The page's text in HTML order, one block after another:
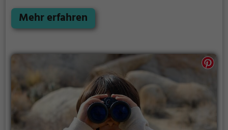
Familienausflüge, Wanderungen oder zum
Picknicken und lockt an warmen und sonnigen
Mehr erfahren